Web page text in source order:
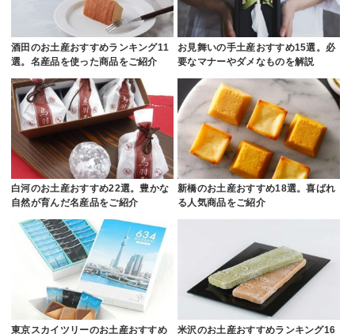
酒田のお土産おすすめランキング11
選。名産品を使った商品をご紹介
お見舞いの手土産おすすめ15選。必
要なマナーやダメなものを解説
白河のお土産おすすめ22選。豊かな
自然が育んだ名産品をご紹介
新橋のお土産おすすめ18選。喜ばれ
る人気商品をご紹介
東京スカイツリーのお土産おすすめ 米沢のお土産おすすめランキング16